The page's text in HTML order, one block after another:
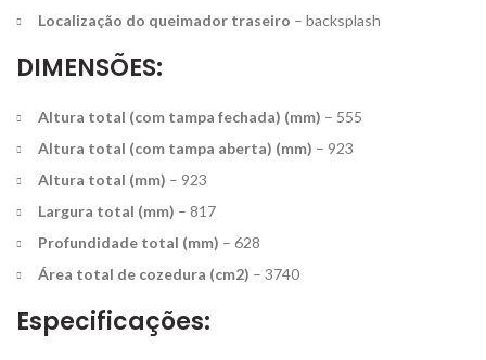
Localização do queimador traseiro – backsplash
DIMENSÕES:
Altura total (com tampa fechada) (mm) – 555
Altura total (com tampa aberta) (mm) – 923
Altura total (mm) – 923
Largura total (mm) – 817
Profundidade total (mm) – 628
Área total de cozedura (cm2) – 3740
Especificações: